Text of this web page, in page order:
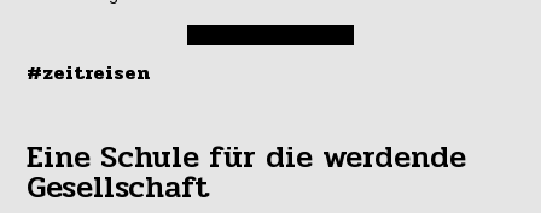
#zeitreisen
Eine Schule für die werdende
Gesellschaft